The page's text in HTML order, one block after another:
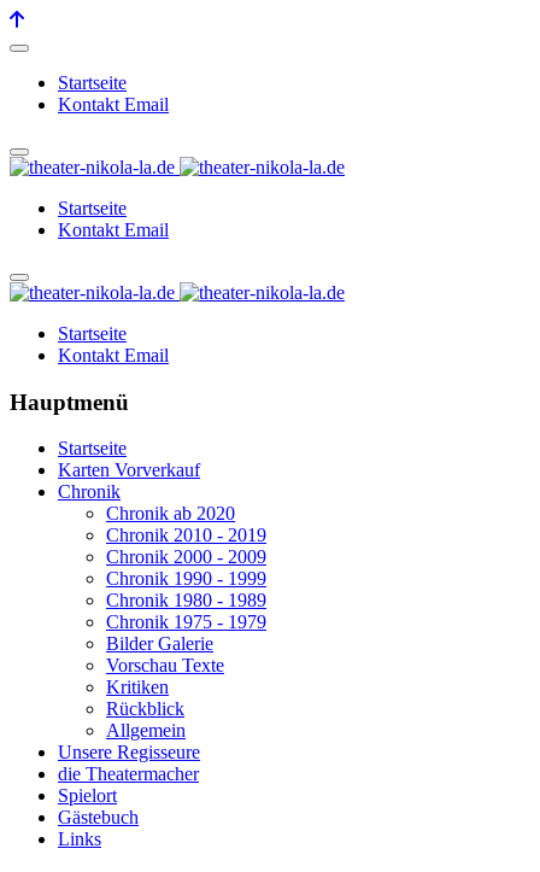
Startseite
Kontakt Email
Startseite
Kontakt Email
Startseite
Kontakt Email
Hauptmenü
Startseite
Karten Vorverkauf
Chronik
Chronik ab 2020
Chronik 2010 - 2019
Chronik 2000 - 2009
Chronik 1990 - 1999
Chronik 1980 - 1989
Chronik 1975 - 1979
Bilder Galerie
Vorschau Texte
Kritiken
Rückblick
Allgemein
Unsere Regisseure
die Theatermacher
Spielort
Gästebuch
Links